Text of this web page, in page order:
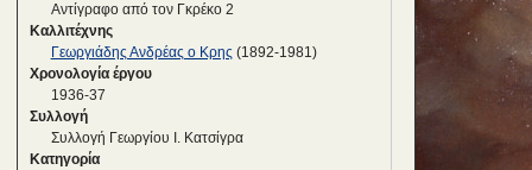
Αντίγραφο από τον Γκρέκο 2
Καλλιτέχνης
Γεωργιάδης Ανδρέας ο Κρης (1892-1981)
Χρονολογία έργου
1936-37
Συλλογή
Συλλογή Γεωργίου Ι. Κατσίγρα
Κατηγορία